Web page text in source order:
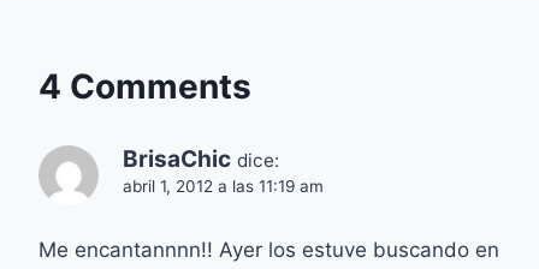
4 Comments
BrisaChic dice:
abril 1, 2012 a las 11:19 am
Me encantannnn!! Ayer los estuve buscando en